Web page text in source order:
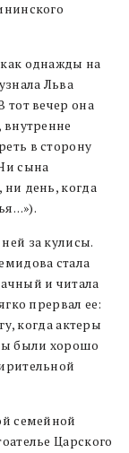
однажды на
Льва
тот вечер она
внутренне
в сторону
сына
ни день, когда
за кулисы.
стала
и читала
прервал ее:
когда актеры
были хорошо
семейной
Царского